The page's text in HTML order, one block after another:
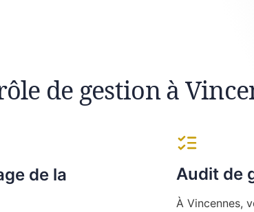
de gestion à
de la
Audit de
À Vincennes,